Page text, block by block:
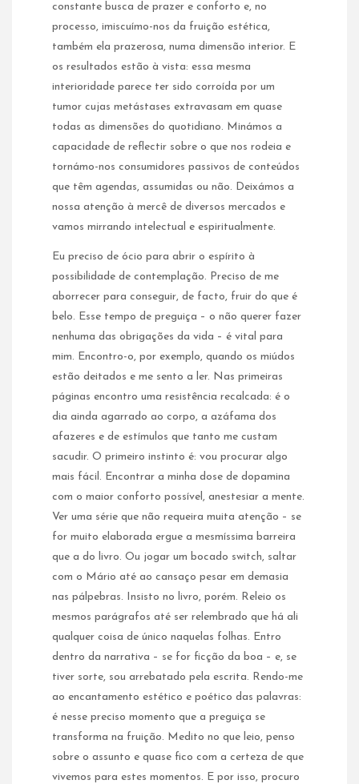
constante busca de prazer e conforto e, no
processo, imiscuímo-nos da fruição estética,
também ela prazerosa, numa dimensão interior. E
os resultados estão à vista: essa mesma
interioridade parece ter sido corroída por um
tumor cujas metástases extravasam em quase
todas as dimensões do quotidiano. Minámos a
capacidade de reflectir sobre o que nos rodeia e
tornámo-nos consumidores passivos de conteúdos
que têm agendas, assumidas ou não. Deixámos a
nossa atenção à mercê de diversos mercados e
vamos mirrando intelectual e espiritualmente.
Eu preciso de ócio para abrir o espírito à
possibilidade de contemplação. Preciso de me
aborrecer para conseguir, de facto, fruir do que é
belo. Esse tempo de preguiça – o não querer fazer
nenhuma das obrigações da vida – é vital para
mim. Encontro-o, por exemplo, quando os miúdos
estão deitados e me sento a ler. Nas primeiras
páginas encontro uma resistência recalcada: é o
dia ainda agarrado ao corpo, a azáfama dos
afazeres e de estímulos que tanto me custam
sacudir. O primeiro instinto é: vou procurar algo
mais fácil. Encontrar a minha dose de dopamina
com o maior conforto possível, anestesiar a mente.
Ver uma série que não requeira muita atenção – se
for muito elaborada ergue a mesmíssima barreira
que a do livro. Ou jogar um bocado switch, saltar
com o Mário até ao cansaço pesar em demasia
nas pálpebras. Insisto no livro, porém. Releio os
mesmos parágrafos até ser relembrado que há ali
qualquer coisa de único naquelas folhas. Entro
dentro da narrativa – se for ficção da boa – e, se
tiver sorte, sou arrebatado pela escrita. Rendo-me
ao encantamento estético e poético das palavras:
é nesse preciso momento que a preguiça se
transforma na fruição. Medito no que leio, penso
sobre o assunto e quase fico com a certeza de que
vivemos para estes momentos. E por isso, procuro